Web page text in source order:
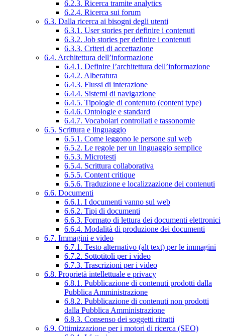
6.2.3. Ricerca tramite analytics
6.2.4. Ricerca sui forum
6.3. Dalla ricerca ai bisogni degli utenti
6.3.1. User stories per definire i contenuti
6.3.2. Job stories per definire i contenuti
6.3.3. Criteri di accettazione
6.4. Architettura dell’informazione
6.4.1. Definire l’architettura dell’informazione
6.4.2. Alberatura
6.4.3. Flussi di interazione
6.4.4. Sistemi di navigazione
6.4.5. Tipologie di contenuto (content type)
6.4.6. Ontologie e standard
6.4.7. Vocabolari controllati e tassonomie
6.5. Scrittura e linguaggio
6.5.1. Come leggono le persone sul web
6.5.2. Le regole per un linguaggio semplice
6.5.3. Microtesti
6.5.4. Scrittura collaborativa
6.5.5. Content critique
6.5.6. Traduzione e localizzazione dei contenuti
6.6. Documenti
6.6.1. I documenti vanno sul web
6.6.2. Tipi di documenti
6.6.3. Formato di lettura dei documenti elettronici
6.6.4. Modalità di produzione dei documenti
6.7. Immagini e video
6.7.1. Testo alternativo (alt text) per le immagini
6.7.2. Sottotitoli per i video
6.7.3. Trascrizioni per i video
6.8. Proprietà intellettuale e privacy
6.8.1. Pubblicazione di contenuti prodotti dalla
Pubblica Amministrazione
6.8.2. Pubblicazione di contenuti non prodotti
dalla Pubblica Amministrazione
6.8.3. Consenso dei soggetti ritratti
6.9. Ottimizzazione per i motori di ricerca (SEO)